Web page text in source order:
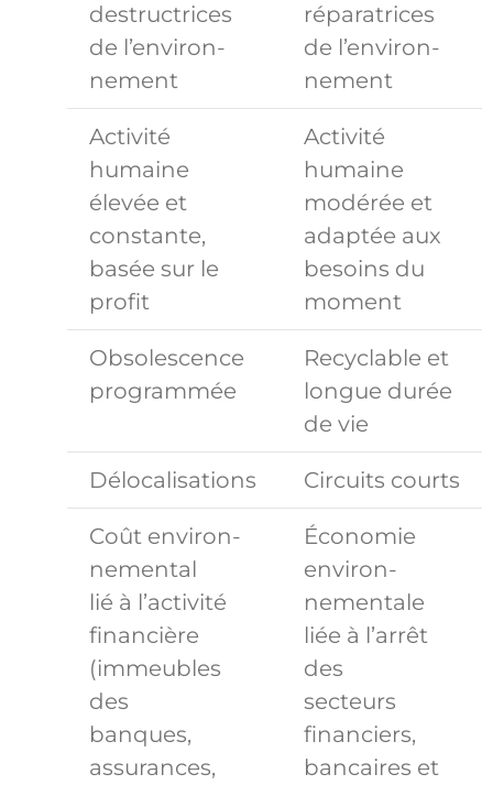
destructrices
de l’environ-
nement
réparatrices
de l’environ-
nement
Activité
humaine
élevée et
constante,
basée sur le
profit
Activité
humaine
modérée et
adaptée aux
besoins du
moment
Obsolescence
programmée
Recyclable et
longue durée
de vie
Délocalisations Circuits courts
Coût environ-
nemental
lié à l’activité
financière
(immeubles
des
banques,
assurances,
Économie
environ-
nementale
liée à l’arrêt
des
secteurs
financiers,
bancaires et